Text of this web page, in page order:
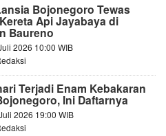
Bojonegoro Tewas
Api Jayabaya di
Baureno
2026 10:00 WIB
Terjadi Enam Kebakaran
Ini Daftarnya
2026 19:00 WIB